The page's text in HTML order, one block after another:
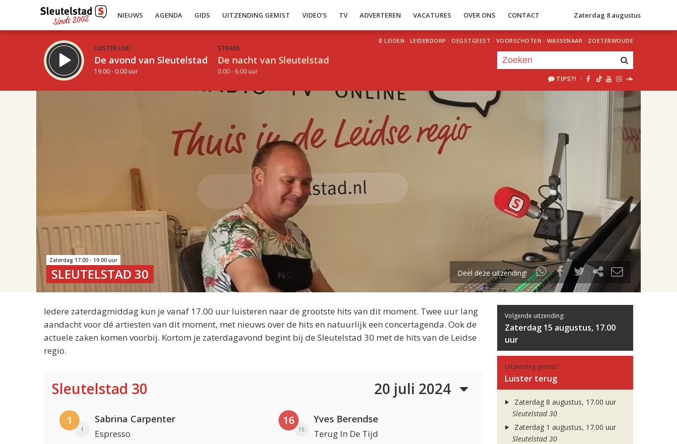
NIEUWS AGENDA GIDS UITZENDING GEMIST VIDEO’S TV ADVERTEREN VACATURES OVER ONS CONTACT Zaterdag 8 augustus
LUISTER LIVE:
De avond van Sleutelstad
19.00 - 0.00 uur
STRAKS:
De nacht van Sleutelstad
0.00 - 6.00 uur
LEIDEN · LEIDERDORP · OEGSTGEEST · VOORSCHOTEN · WASSENAAR · ZOETERWOUDE
TIPS?! ·
uur 1 van 2
Volgend uur
Zaterdag 17.00 - 19.00 uur
SLEUTELSTAD 30 Deel deze uitzending!
Iedere zaterdagmiddag kun je vanaf 17.00 uur luisteren naar de grootste hits van dit moment. Twee uur lang
aandacht voor dé artiesten van dit moment, met nieuws over de hits en natuurlijk een concertagenda. Ook de
actuele zaken komen voorbij. Kortom je zaterdagavond begint bij de Sleutelstad 30 met de hits van de Leidse
regio.
Sleutelstad 30 20 juli 2024
1
1
Sabrina Carpenter
Espresso
16
15
Yves Berendse
Terug In De Tijd
Volgende uitzending:
Zaterdag 15 augustus, 17.00
uur
Uitzending gemist?
Luister terug
Zaterdag 8 augustus, 17.00 uur
Sleutelstad 30
Zaterdag 1 augustus, 17.00 uur
Sleutelstad 30